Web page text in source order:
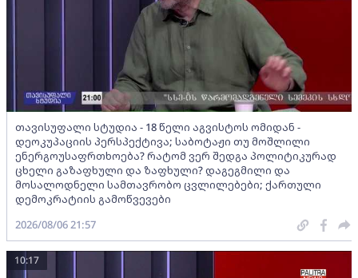
თავისუფალი სტუდია - 18 წელი აგვისტოს ომიდან -
დეოკუპაციის პერსპექტივა; საბოტაჟი თუ მოშლილი
ენერგოუსაფრთხოება? რატომ ვერ შედგა პოლიტიკურად
ცხელი გაზაფხული და ზაფხული? დაგეგმილი და
მოსალოდნელი სამთავრობო ცვლილებები; ქართული
დემოკრატიის გამოწვევები
2026/08/06 21:57
10:17